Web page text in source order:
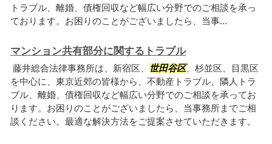
トラブル、離婚、債権回収など幅広い分野でのご相談を承っ
ております。お困りのことがございましたら、当事...
マンション共有部分に関するトラブル
藤井総合法律事務所は、新宿区、 世田谷区、杉並区、目黒区
を中心に、東京近郊の皆様から、不動産トラブル、隣人トラ
ブル、離婚、債権回収など幅広い分野でのご相談を承ってお
ります。お困りのことがございましたら、当事務所までご相
談ください。最適な解決方法をご提案させていただきます。